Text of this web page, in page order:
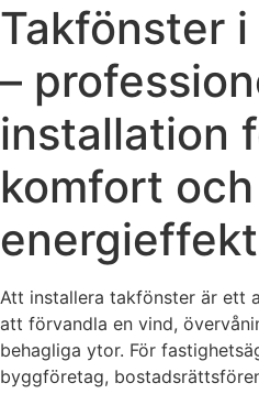
Takfönster
–
installation
komfort och
Att installera takfönster är ett
att förvandla en vind,
behagliga ytor. För
byggföretag,